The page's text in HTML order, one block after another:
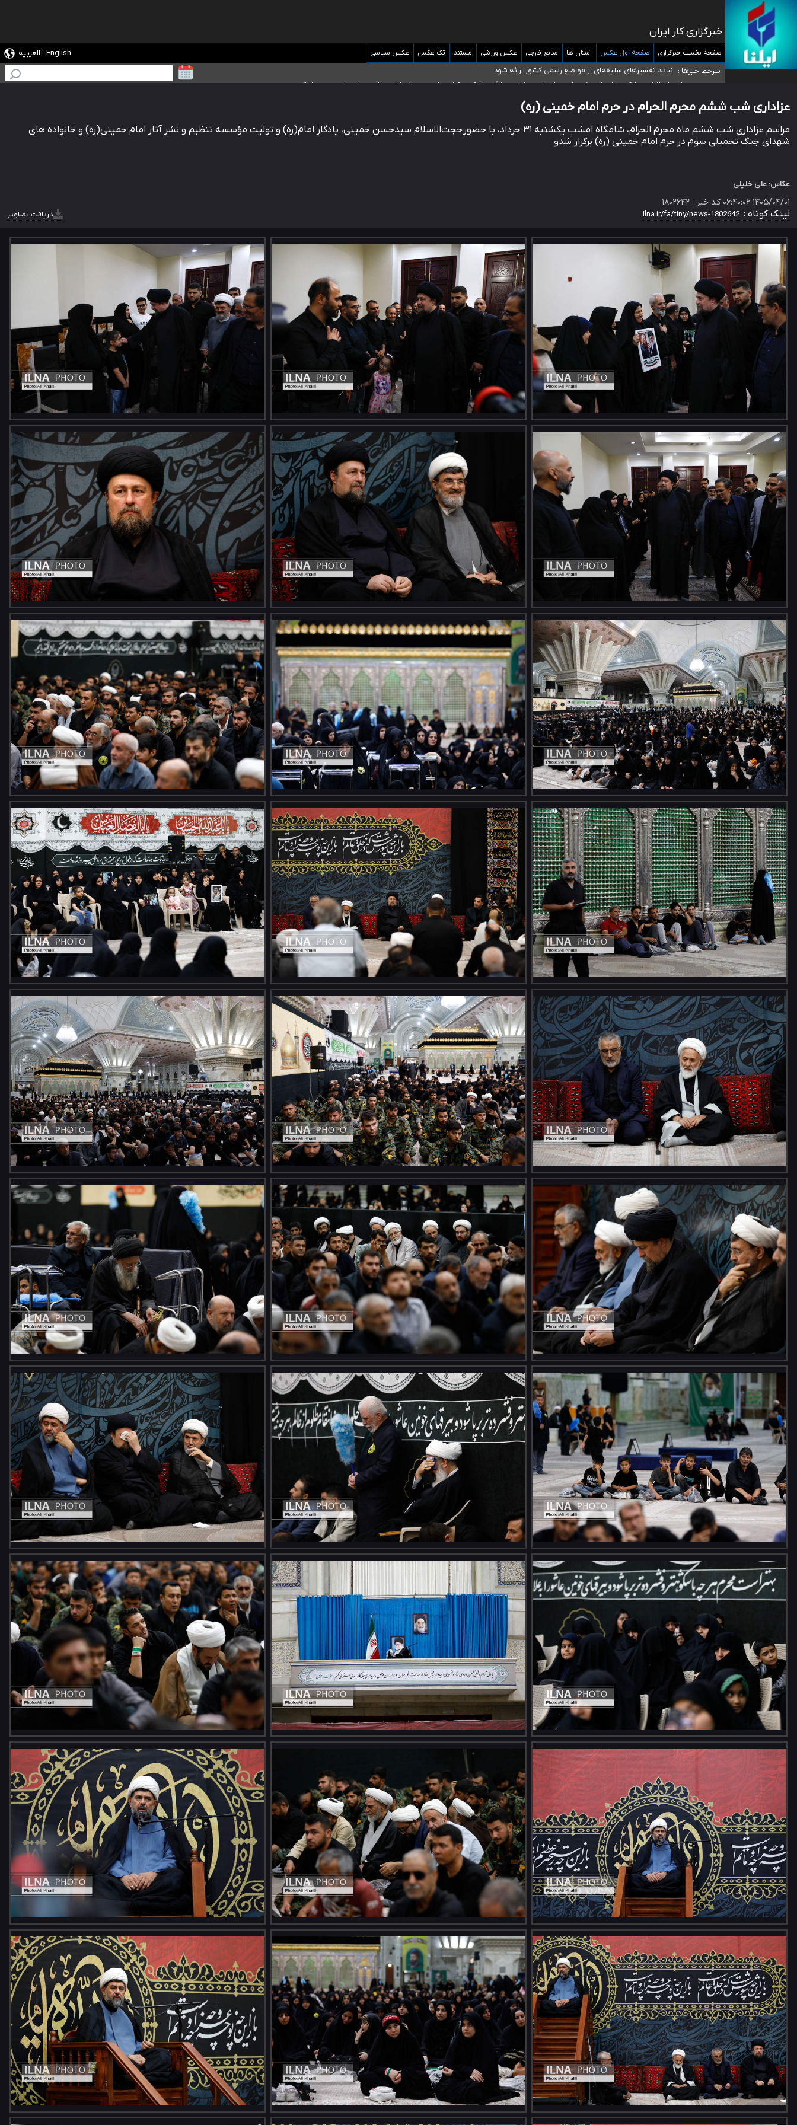
خبرگزاری کار ایران
صفحه نخست خبرگزاری صفحه اول عکس استان ها منابع خارجی عکس ورزشی مستند تک عکس عکس سیاسی English
العربیه
سرخط خبرها :
آمار خودکشی نسبت به سال‌های قبل افزایش نیافته است
دستگیری عامل اصلی حادثه فوت حمیدرضا رجب‌زاده
نباید تفسیرهای سلیقه‌ای از مواضع رسمی کشور ارائه شود
«زیرمیزی» برای داوطلبان پزشکی سراب است/ دریافت‌های غیرمتعارف در شأن پزشکی و کشورمان نیست/ نظام سلامت جلوی این رویه را بگیرد
عزاداری شب ششم محرم الحرام در حرم امام خمینی (ره)
مراسم عزاداری شب ششم ماه محرم الحرام، شامگاه امشب یکشنبه ۳۱ خرداد، با حضور حجت‌الاسلام سیدحسن خمینی، یادگار امام(ره) و تولیت مؤسسه تنظیم و نشر آثار امام خمینی(ره) و خانواده های
شهدای جنگ تحمیلی سوم در حرم امام خمینی (ره) برگزار شدو
عکاس: علی خلیلی
۱۴۰۵/۰۴/۰۱ ۰۶:۴۰:۰۶ کد خبر : ۱۸۰۲۶۴۲
لینک کوتاه : دریافت تصاویر